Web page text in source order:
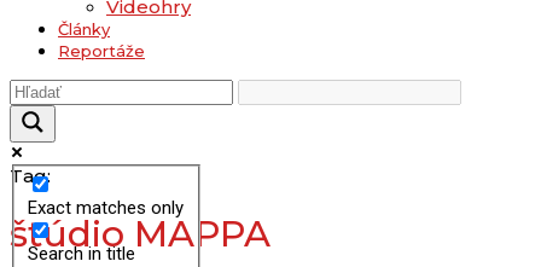
Videohry
Články
Reportáže
Exact matches only
Search in title
Tag:
štúdio MAPPA